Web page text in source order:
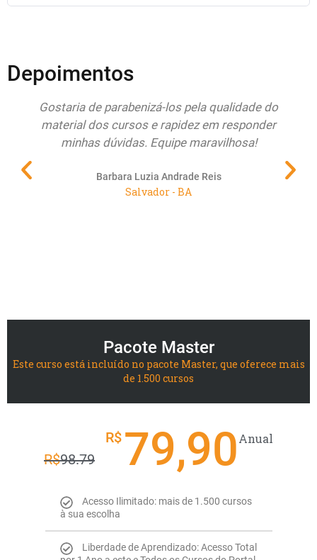
Depoimentos
Gostaria de parabenizá-los pela qualidade do
material dos cursos e rapidez em responder
minhas dúvidas. Equipe maravilhosa!
Barbara Luzia Andrade Reis
Salvador - BA
Pacote Master
Este curso está incluído no pacote Master, que oferece mais
de 1.500 cursos
R$98.79
R$ 79,90Anual
Acesso Ilimitado: mais de 1.500 cursos
à sua escolha
Liberdade de Aprendizado: Acesso Total